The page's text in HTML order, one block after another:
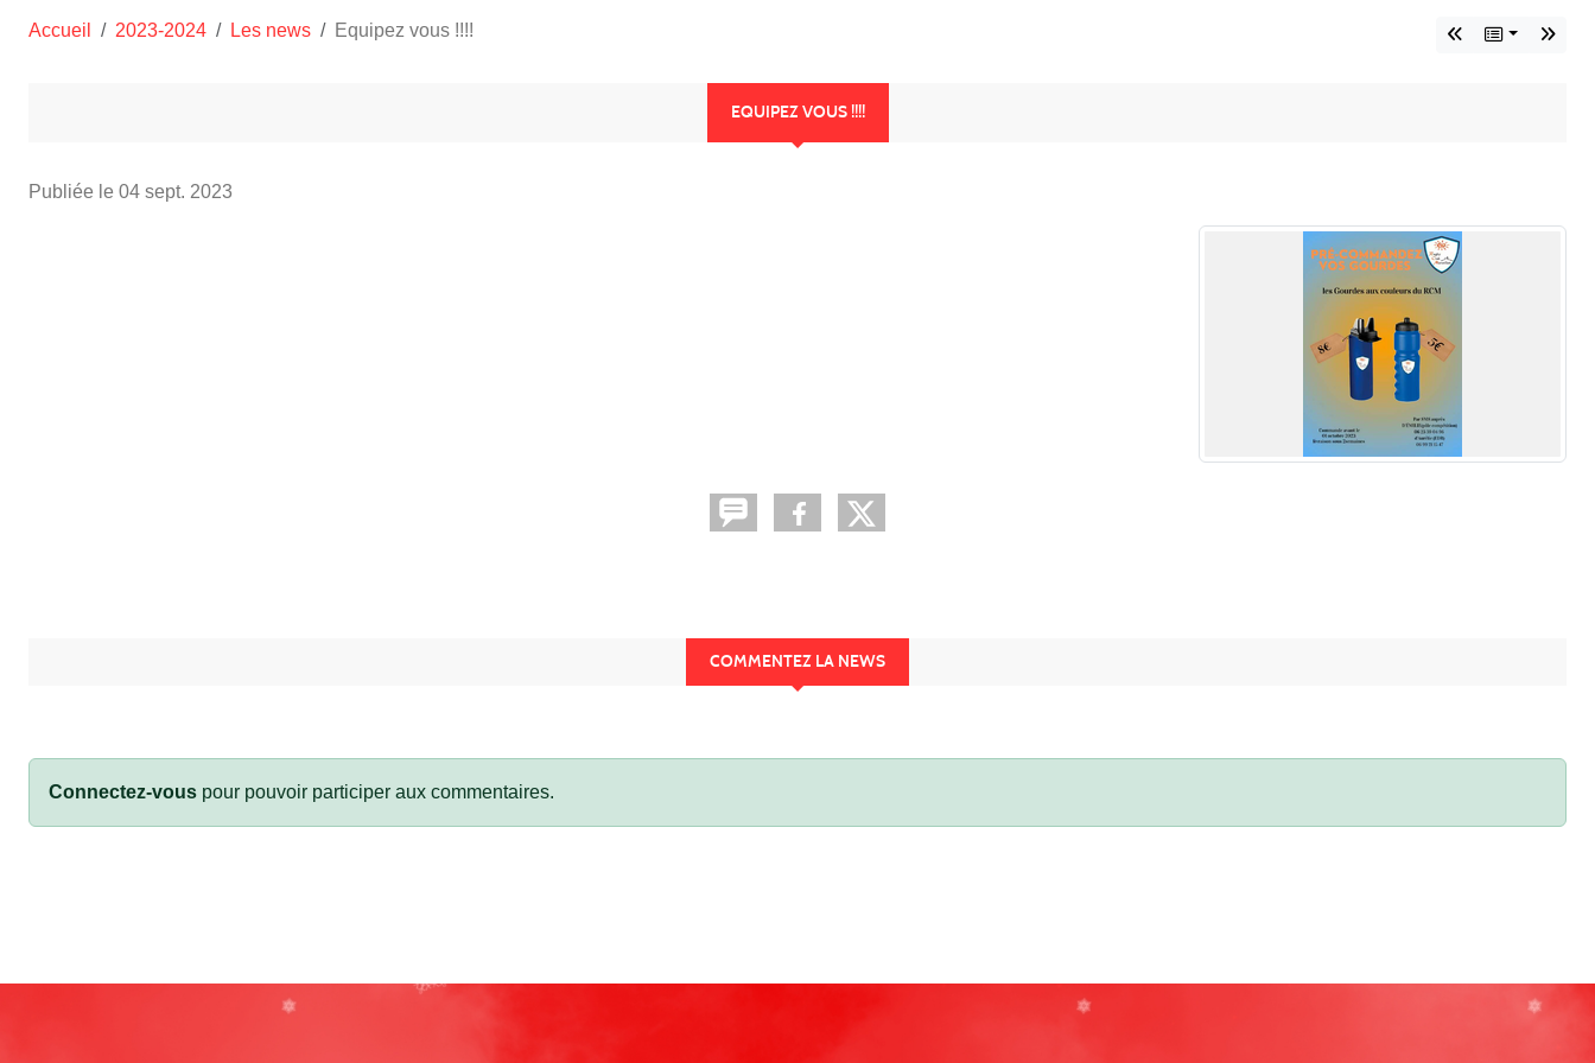
Accueil 2023-2024 Les news Equipez vous !!!!
EQUIPEZ VOUS !!!!
Publiée le 04 sept. 2023
COMMENTEZ LA NEWS
Connectez-vous pour pouvoir participer aux commentaires.